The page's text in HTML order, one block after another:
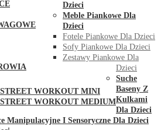
WORKOUT MINI
WORKOUT MEDIUM
Dzieci
Meble Piankowe Dla
Dzieci
Fotele Piankowe Dla Dzieci
Sofy Piankowe Dla Dzieci
Zestawy Piankowe Dla
Dzieci
Suche
Baseny Z
Kulkami
Dla Dzieci
Manipulacyjne I Sensoryczne Dla Dzieci